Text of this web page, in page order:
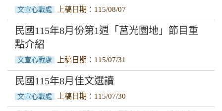
文宣心戰處 上稿日期：115/08/07
民國115年8月份第1週「莒光園地」節目重
點介紹
文宣心戰處 上稿日期：115/07/31
民國115年8月佳文選讀
文宣心戰處 上稿日期：115/07/30